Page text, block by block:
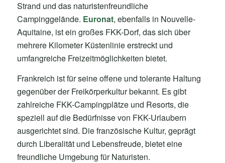
Strand und das naturistenfreundliche
Campinggelände. Euronat, ebenfalls in Nouvelle-
Aquitaine, ist ein großes FKK-Dorf, das sich über
mehrere Kilometer Küstenlinie erstreckt und
umfangreiche Freizeitmöglichkeiten bietet.
Frankreich ist für seine offene und tolerante Haltung
gegenüber der Freikörperkultur bekannt. Es gibt
zahlreiche FKK-Campingplätze und Resorts, die
speziell auf die Bedürfnisse von FKK-Urlaubern
ausgerichtet sind. Die französische Kultur, geprägt
durch Liberalität und Lebensfreude, bietet eine
freundliche Umgebung für Naturisten.